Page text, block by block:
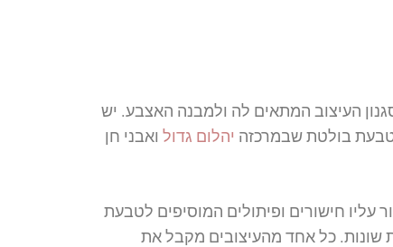
העיצוב המתאים לה ולמבנה האצבע. יש
בולטת שבמרכזה יהלום גדול ואבני חן
עליו חישורים ופיתולים המוסיפים לטבעת
שונות. כל אחד מהעיצובים מקבל את